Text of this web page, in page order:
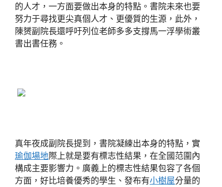
的人才，一方面要做出本身的特點。書院未來也要
努力于尋找更尖真個人才、更優質的生源，此外，
陳赟副院長還呼吁列位老師多多支撐馬一浮學術叢
書出書任務。
真年夜成副院長提到，書院凝練出本身的特點，實
瑜伽場地際上就是要有標志性結果，在全國范圍內
構成主要影響力。廣義上的標志性結果包容了各個
方面，好比培養優秀的學生、發布有小樹屋分量的